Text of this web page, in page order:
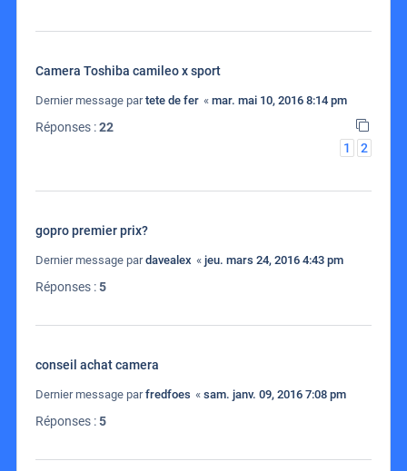
Camera Toshiba camileo x sport
Dernier message partete de fer « mar. mai 10, 2016 8:14 pm
Réponses :22
1
2
gopro premier prix?
Dernier message pardavealex « jeu. mars 24, 2016 4:43 pm
Réponses :5
conseil achat camera
Dernier message parfredfoes « sam. janv. 09, 2016 7:08 pm
Réponses :5